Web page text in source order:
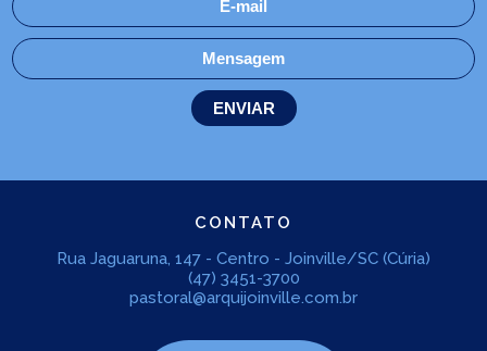
CONTATO
Rua Jaguaruna, 147 - Centro - Joinville/SC (Cúria)
(47) 3451-3700
pastoral@arquijoinville.com.br